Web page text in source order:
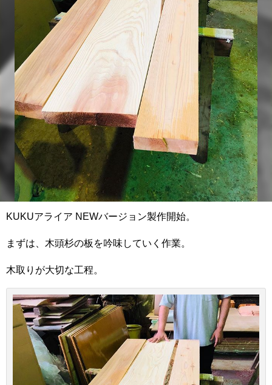
KUKUアライア NEWバージョン製作開始。
まずは、木頭杉の板を吟味していく作業。
木取りが大切な工程。